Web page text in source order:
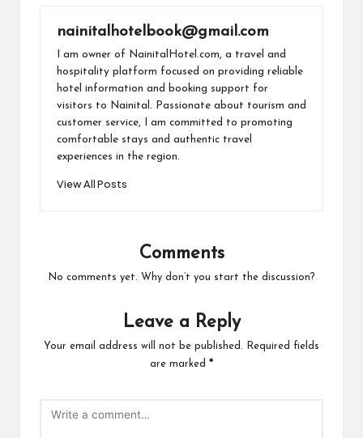
nainitalhotelbook@gmail.com
I am owner of NainitalHotel.com, a travel and
hospitality platform focused on providing reliable
hotel information and booking support for
visitors to Nainital. Passionate about tourism and
customer service, I am committed to promoting
comfortable stays and authentic travel
experiences in the region.
View All Posts
Comments
No comments yet. Why don’t you start the discussion?
Leave a Reply
Your email address will not be published.
Required fields
are marked *